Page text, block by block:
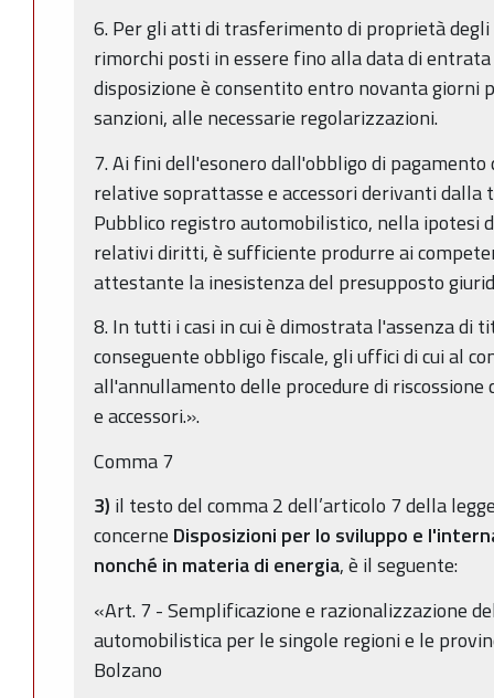
6. Per gli atti di trasferimento di proprietà
rimorchi posti in essere fino alla data di
disposizione è consentito entro novanta giorni
sanzioni, alle necessarie regolarizzazioni.
7. Ai fini dell'esonero dall'obbligo di pagamento
relative soprattasse e accessori derivanti
Pubblico registro automobilistico, nella ipotesi
relativi diritti, è sufficiente produrre ai
attestante la inesistenza del presupposto
8. In tutti i casi in cui è dimostrata l'assenza di
conseguente obbligo fiscale, gli uffici di cui al
all'annullamento delle procedure di
e accessori.».
Comma 7
3) il testo del comma 2 dell’articolo 7 della
concerne Disposizioni per lo sviluppo e
nonché in materia di energia, è il seguente:
«Art. 7 - Semplificazione e razionalizzazione
automobilistica per le singole regioni e le
Bolzano